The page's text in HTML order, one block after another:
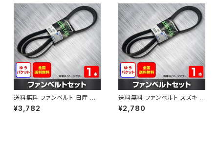
送料無料 ファンベルト 日産 キ
ューブ 型式Z12 H20.11～H24.
10 （国内トップメーカー） 1本 H
¥3,782
送料無料 ファンベルト スズキ ワ
ゴンR 型式MH34S H24.09～
H29.02 （国内トップメーカー）
¥2,780